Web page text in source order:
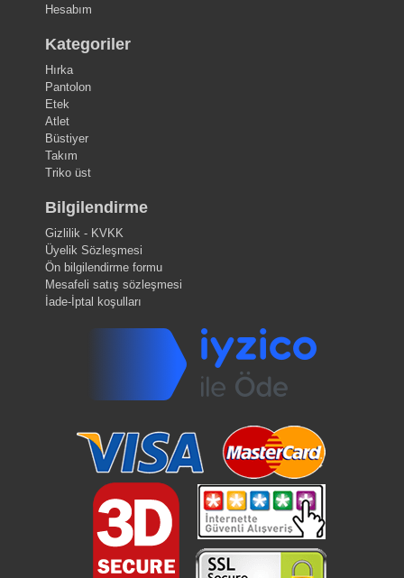
Hesabım
Kategoriler
Hırka
Pantolon
Etek
Atlet
Büstiyer
Takım
Triko üst
Bilgilendirme
Gizlilik - KVKK
Üyelik Sözleşmesi
Ön bilgilendirme formu
Mesafeli satış sözleşmesi
İade-İptal koşulları